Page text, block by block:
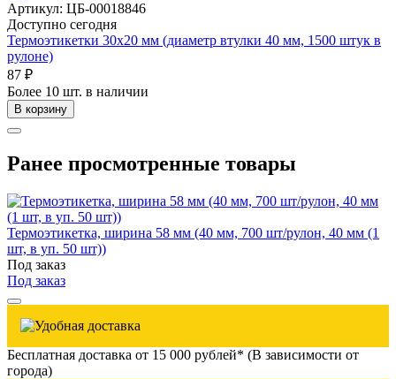
Артикул: ЦБ-00018846
Доступно сегодня
Термоэтикетки 30х20 мм (диаметр втулки 40 мм, 1500 штук в
рулоне)
87 ₽
Более 10 шт. в наличии
В корзину
Ранее просмотренные товары
Термоэтикетка, ширина 58 мм (40 мм, 700 шт/рулон, 40 мм (1
шт, в уп. 50 шт))
Под заказ
Под заказ
Бесплатная доставка от 15 000 рублей* (В зависимости от
города)